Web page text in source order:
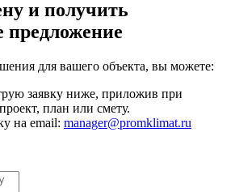
и получить
предложение
для вашего объекта, вы можете:
заявку ниже, приложив при
план или смету.
на email: manager@promklimat.ru